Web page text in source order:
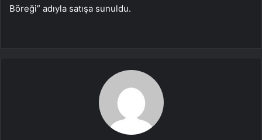
Böreği” adıyla satışa sunuldu.